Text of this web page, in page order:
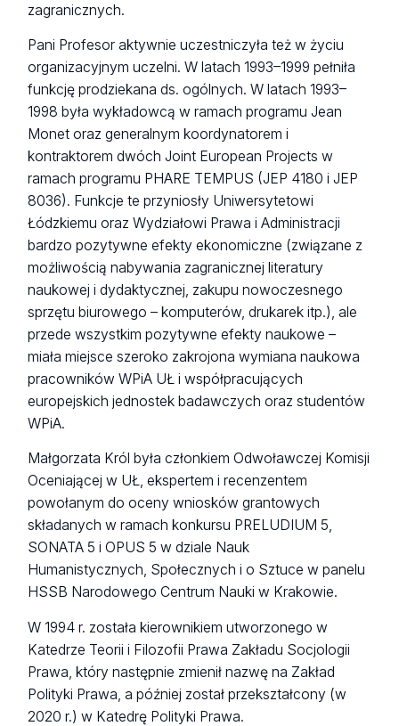
zagranicznych.
Pani Profesor aktywnie uczestniczyła też w życiu
organizacyjnym uczelni. W latach 1993–1999 pełniła
funkcję prodziekana ds. ogólnych. W latach 1993–
1998 była wykładowcą w ramach programu Jean
Monet oraz generalnym koordynatorem i
kontraktorem dwóch Joint European Projects w
ramach programu PHARE TEMPUS (JEP 4180 i JEP
8036). Funkcje te przyniosły Uniwersytetowi
Łódzkiemu oraz Wydziałowi Prawa i Administracji
bardzo pozytywne efekty ekonomiczne (związane z
możliwością nabywania zagranicznej literatury
naukowej i dydaktycznej, zakupu nowoczesnego
sprzętu biurowego – komputerów, drukarek itp.), ale
przede wszystkim pozytywne efekty naukowe –
miała miejsce szeroko zakrojona wymiana naukowa
pracowników WPiA UŁ i współpracujących
europejskich jednostek badawczych oraz studentów
WPiA.
Małgorzata Król była członkiem Odwoławczej Komisji
Oceniającej w UŁ, ekspertem i recenzentem
powołanym do oceny wniosków grantowych
składanych w ramach konkursu PRELUDIUM 5,
SONATA 5 i OPUS 5 w dziale Nauk
Humanistycznych, Społecznych i o Sztuce w panelu
HSSB Narodowego Centrum Nauki w Krakowie.
W 1994 r. została kierownikiem utworzonego w
Katedrze Teorii i Filozofii Prawa Zakładu Socjologii
Prawa, który następnie zmienił nazwę na Zakład
Polityki Prawa, a później został przekształcony (w
2020 r.) w Katedrę Polityki Prawa.